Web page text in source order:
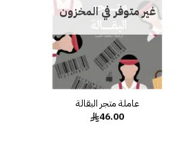
غير متوفر في المخزون
عاملة متجر البقالة
46.00